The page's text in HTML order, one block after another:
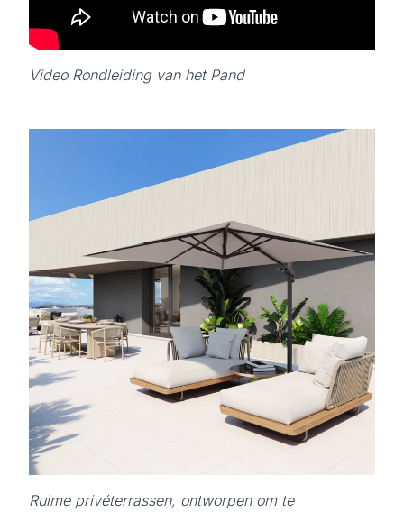
Video Rondleiding van het Pand
Ruime privéterrassen, ontworpen om te